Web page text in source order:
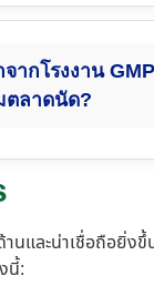
ากโรงงาน
ตลาดนัด?
และน่าเชื่อถือยิ่งขึ้
นี้: